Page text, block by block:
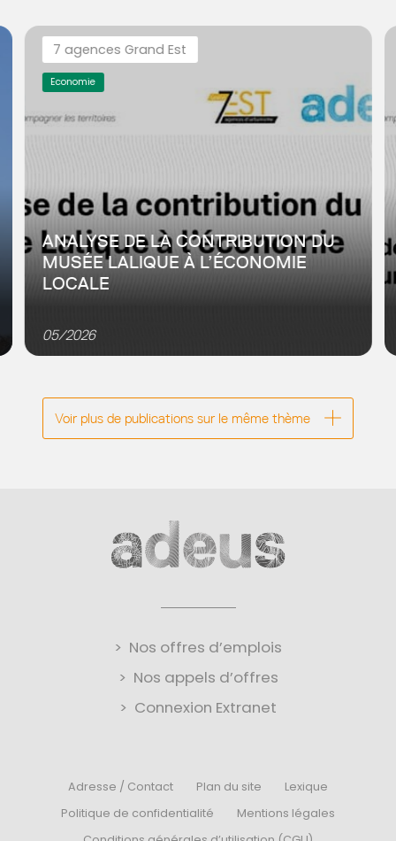
7 agences Grand Est
Economie
ANALYSE DE LA CONTRIBUTION DU
MUSÉE LALIQUE À L’ÉCONOMIE
LOCALE
d’urbanisme du Grand Est (7Est), l’Adeus a mené une
05/2026
Voir plus de publications sur le même thème
Nos offres d’emplois
Nos appels d’offres
Connexion Extranet
Adresse / Contact Plan du site
Lexique
Politique de confidentialité
Mentions légales